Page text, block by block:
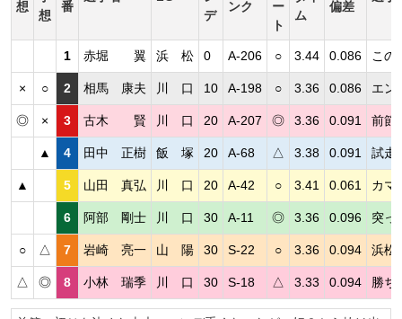
想
想
番
デ
ンク
ー
ト
ム
偏差
1 赤堀 翼 浜 松 0 A-206 ○ 3.44 0.086 この
× ○ 2 相馬 康夫 川 口 10 A-198 ○ 3.36 0.086 エン
◎ × 3 古木 賢 川 口 20 A-207 ◎ 3.36 0.091 前節
▲ 4 田中 正樹 飯 塚 20 A-68 △ 3.38 0.091 試走
▲ 5 山田 真弘 川 口 20 A-42 ○ 3.41 0.061 カマ
6 阿部 剛士 川 口 30 A-11 ◎ 3.36 0.096 突っ
○ △ 7 岩崎 亮一 山 陽 30 S-22 ○ 3.36 0.094 浜松
△ ◎ 8 小林 瑞季 川 口 30 S-18 △ 3.33 0.094 勝ち